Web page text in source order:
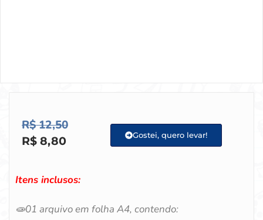
R$12,50
R$ 8,80 Gostei, quero levar!
Itens inclusos:
🧫01 arquivo em folha A4, contendo: